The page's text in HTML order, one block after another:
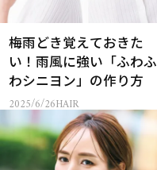
梅雨どき覚えておきた
い！雨風に強い「ふわふ
わシニヨン」の作り方
2025/6/26HAIR